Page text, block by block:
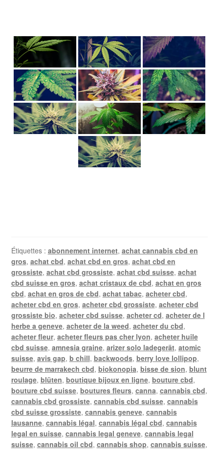
Étiquettes : abonnement internet, achat cannabis cbd en
gros, achat cbd, achat cbd en gros, achat cbd en
grossiste, achat cbd grossiste, achat cbd suisse, achat
cbd suisse en gros, achat cristaux de cbd, achat en gros
cbd, achat en gros de cbd, achat tabac, acheter cbd,
acheter cbd en gros, acheter cbd grossiste, acheter cbd
grossiste bio, acheter cbd suisse, acheter cd, acheter de l
herbe a geneve, acheter de la weed, acheter du cbd,
acheter fleur, acheter fleurs pas cher lyon, acheter huile
cbd suisse, amnesia graine, arizer solo ladegerät, atomic
suisse, avis gap, b chill, backwoods, berry love lollipop,
beurre de marrakech cbd, biokonopia, bisse de sion, blunt
roulage, blüten, boutique bijoux en ligne, bouture cbd,
bouture cbd suisse, boutures fleurs, canna, cannabis cbd,
cannabis cbd grossiste, cannabis cbd suisse, cannabis
cbd suisse grossiste, cannabis geneve, cannabis
lausanne, cannabis légal, cannabis légal cbd, cannabis
legal en suisse, cannabis legal geneve, cannabis legal
suisse, cannabis oil cbd, cannabis shop, cannabis suisse,